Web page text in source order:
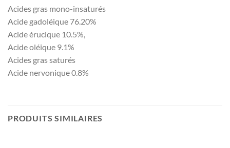
Acides gras mono-insaturés
Acide gadoléique 76.20%
Acide érucique 10.5%,
Acide oléique 9.1%
Acides gras saturés
Acide nervonique 0.8%
PRODUITS SIMILAIRES